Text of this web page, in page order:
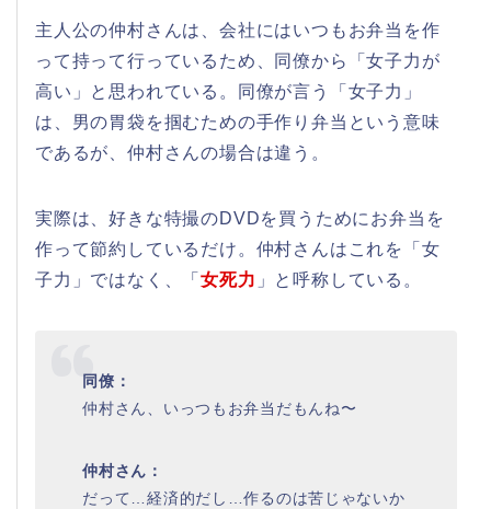
主人公の仲村さんは、会社にはいつもお弁当を作
って持って行っているため、同僚から「女子力が
高い」と思われている。同僚が言う「女子力」
は、男の胃袋を掴むための手作り弁当という意味
であるが、仲村さんの場合は違う。
実際は、好きな特撮のDVDを買うためにお弁当を
作って節約しているだけ。仲村さんはこれを「女
子力」ではなく、「女死力 」と呼称している。
同僚：
仲村さん、いっつもお弁当だもんね〜
仲村さん：
だって…経済的だし…作るのは苦じゃないか